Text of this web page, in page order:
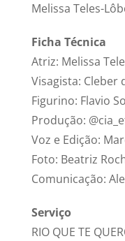
Melissa Teles-
Ficha Técnica
Atriz: Melissa
Visagista: Cleber
Figurino: Flavio
Produção:
Voz e Edição:
Foto: Beatriz
Comunicação:
Serviço
RIO QUE TE